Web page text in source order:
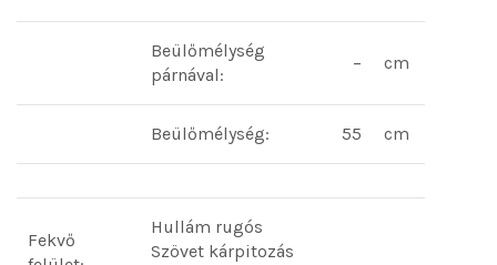
Beülőmélység
párnával:
– cm
Beülőmélység: 55 cm
Fekvő
Hullám rugós
Szövet kárpitozás